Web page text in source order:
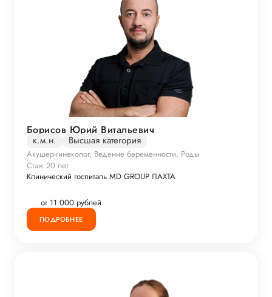
Борисов Юрий Витальевич
к.м.н. Высшая категория
Акушер-гинеколог, Ведение беременности, Роды
Стаж 20 лет
Клинический госпиталь MD GROUP ЛАХТА
от 11 000 рублей
ПОДРОБНЕЕ